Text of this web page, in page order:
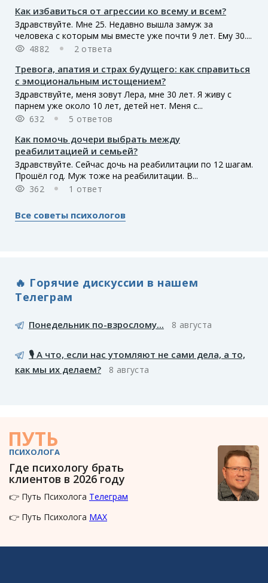
Как избавиться от агрессии ко всему и всем?
Здравствуйте. Мне 25. Недавно вышла замуж за
человека с которым мы вместе уже почти 9 лет. Ему 30....
4882
2 ответа
Тревога, апатия и страх будущего: как справиться
с эмоциональным истощением?
Здравствуйте, меня зовут Лера, мне 30 лет. Я живу с
парнем уже около 10 лет, детей нет. Меня с...
632
5 ответов
Как помочь дочери выбрать между
реабилитацией и семьей?
Здравствуйте. Сейчас дочь на реабилитации по 12 шагам.
Прошёл год. Муж тоже на реабилитации. В...
362
1 ответ
Все советы психологов
🔥 Горячие дискуссии в нашем
Телеграм
Понедельник по-взрослому... 8 августа
🎙️ А что, если нас утомляют не сами дела, а то,
как мы их делаем?
8 августа
ПУТЬ
ПСИХОЛОГА
Где психологу брать
клиентов в 2026 году
👉 Путь Психолога Телеграм
👉 Путь Психолога MAX